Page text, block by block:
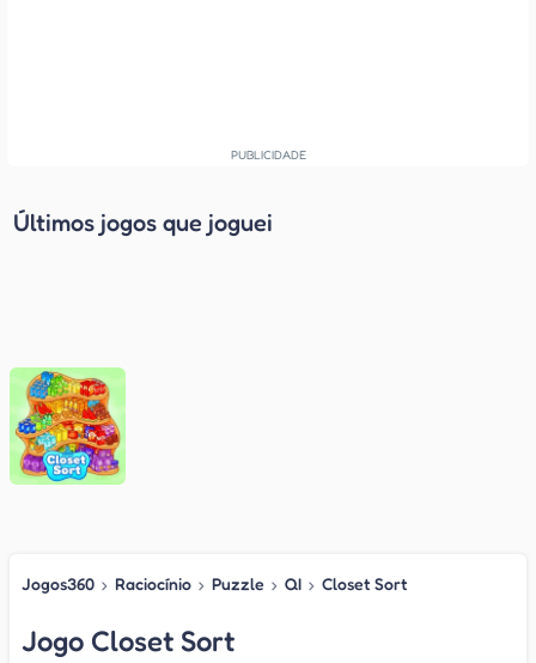
Últimos jogos que joguei
Jogos360 › Raciocínio › Puzzle › QI › Closet Sort
Jogo Closet Sort